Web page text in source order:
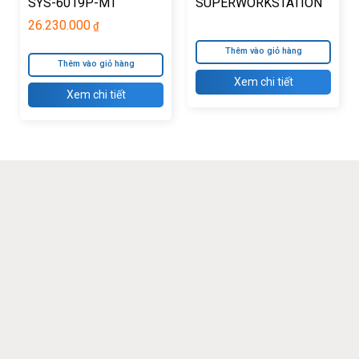
SYS-6019P-MT
(BAREBONE : VỎ +
KIỆN)
26.230.000 ₫
Thêm vào giỏ hàng
Xem chi tiết
SUPERWORKSTATION
Thêm vào giỏ hàng
Xem chi tiết